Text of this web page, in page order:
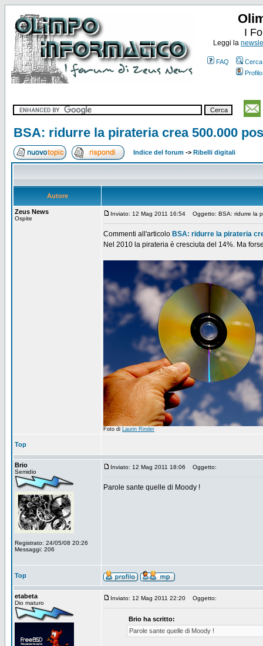
I
Leggi la
FAQ
Cerca
Profilo
BSA: ridurre la pirateria crea 500.000
Indice del forum -> Ribelli digitali
Autore
Zeus News
Ospite
Inviato: 12 Mag 2011 16:54 Oggetto: BSA: ridurre la
Commenti all'articolo BSA: ridurre la pirateria
Nel 2010 la pirateria è cresciuta del 14%. Ma
Foto di Laurin Rinder
Top
Brio
Semidio
Registrato: 24/05/08 20:26
Messaggi: 206
Inviato: 12 Mag 2011 18:06 Oggetto:
Parole sante quelle di Moody !
Top
etabeta
Dio maturo
Inviato: 12 Mag 2011 22:20 Oggetto:
Brio ha scritto:
Parole sante quelle di Moody !